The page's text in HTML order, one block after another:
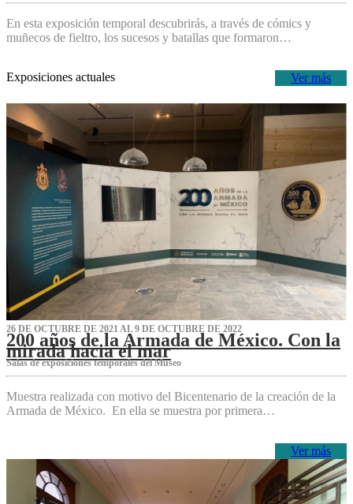
En esta exposición temporal descubrirás, a través de cómics y
muñecos de fieltro, los sucesos y batallas que formaron…
Ver más
Exposiciones actuales
26 DE OCTUBRE DE 2021 AL 9 DE OCTUBRE DE 2022
200 años de la Armada de México. Con la
mirada hacia el mar
Salas de exposiciones temporales del Museo‌
Muestra realizada con motivo del Bicentenario de la creación de la
Armada de México. En ella se muestra por primera…
Ver más